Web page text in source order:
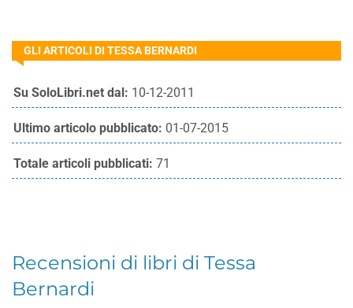
GLI ARTICOLI DI TESSA BERNARDI
Su SoloLibri.net dal: 10-12-2011
Ultimo articolo pubblicato: 01-07-2015
Totale articoli pubblicati: 71
Recensioni di libri di Tessa
Bernardi